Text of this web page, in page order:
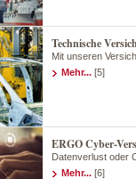
Technische
Mit unseren
Mehr... [5]
ERGO Cyber-
Datenverlust oder
Mehr... [6]